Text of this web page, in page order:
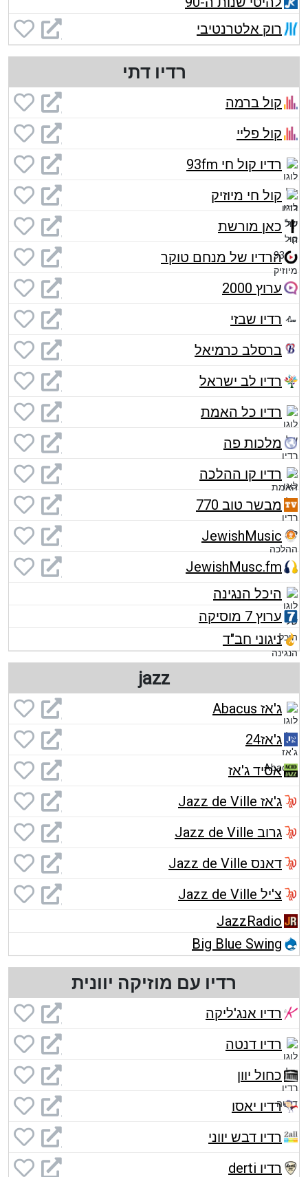
רוק אלטרנטיבי
רדיו דתי
קול ברמה
קול פליי
רדיו קול חי 93fm
קול חי מיוזיק
כאן מורשת
הרדיו של מנחם טוקר
ערוץ 2000
רדיו שבזי
ברסלב כרמיאל
רדיו לב ישראל
רדיו כל האמת
מלכות פה
רדיו קו ההלכה
מבשר טוב 770
JewishMusic
JewishMusc.fm
היכל הנגינה
ערוץ 7 מוסיקה
ניגוני חב"ד
jazz
ג'אז Abacus
ג'אז24
אסיד ג'אז
ג'אז Jazz de Ville
גרוב Jazz de Ville
דאנס Jazz de Ville
צ'יל Jazz de Ville
JazzRadio
Big Blue Swing
רדיו עם מוזיקה יוונית
רדיו אנג'ליקה
רדיו דנטה
כחול יוון
רדיו יאסו
רדיו דבש יווני
רדיו derti